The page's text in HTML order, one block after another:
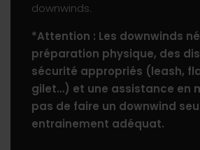
downwinds.
*Attention : Les downwinds
préparation physique, des
sécurité appropriés (leash,
gilet…) et une assistance en
pas de faire un downwind
entrainement adéquat.